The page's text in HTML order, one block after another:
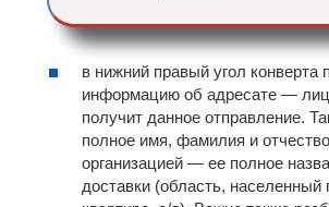
в нижний правый угол
информацию об адресате —
получит данное отправление.
полное имя, фамилия и
организацией — ее полное
доставки (область, населенный